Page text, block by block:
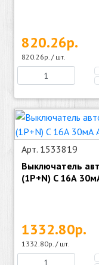
820.26р.
820.26р. / шт.
Арт. 1533819
Выключатель
(1P+N) C 16А
1332.80р.
1332.80р. / шт.